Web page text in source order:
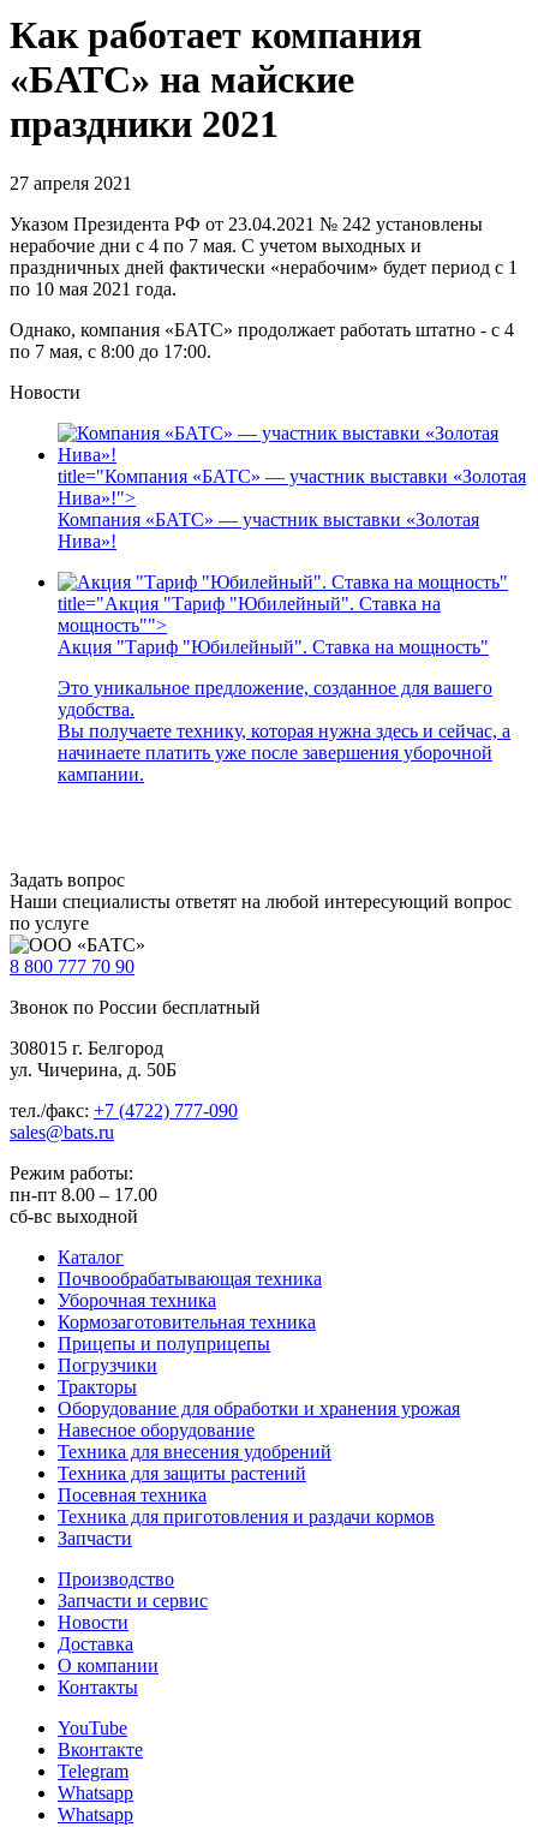
Как работает компания
«БАТС» на майские
праздники 2021
27 апреля 2021
Указом Президента РФ от 23.04.2021 № 242 установлены
нерабочие дни с 4 по 7 мая. С учетом выходных и
праздничных дней фактически «нерабочим» будет период с 1
по 10 мая 2021 года.
Однако, компания «БАТС» продолжает работать штатно - с 4
по 7 мая, с 8:00 до 17:00.
Новости
title="Компания «БАТС» — участник выставки «Золотая
Нива»!">
Компания «БАТС» — участник выставки «Золотая
Нива»!
title="Акция "Тариф "Юбилейный". Ставка на
мощность"">
Акция "Тариф "Юбилейный". Ставка на мощность"
Это уникальное предложение, созданное для вашего
удобства.
Вы получаете технику, которая нужна здесь и сейчас, а
начинаете платить уже после завершения уборочной
кампании.
Задать вопрос
Наши специалисты ответят на любой интересующий вопрос
по услуге
8 800 777 70 90
Звонок по России бесплатный
308015 г. Белгород
ул. Чичерина, д. 50Б
тел./факс: +7 (4722) 777-090
sales@bats.ru
Режим работы:
пн-пт 8.00 – 17.00
сб-вс выходной
Каталог
Почвообрабатывающая техника
Уборочная техника
Кормозаготовительная техника
Прицепы и полуприцепы
Погрузчики
Тракторы
Оборудование для обработки и хранения урожая
Навесное оборудование
Техника для внесения удобрений
Техника для защиты растений
Посевная техника
Техника для приготовления и раздачи кормов
Запчасти
Производство
Запчасти и сервис
Новости
Доставка
О компании
Контакты
YouTube
Вконтакте
Telegram
Whatsapp
Whatsapp